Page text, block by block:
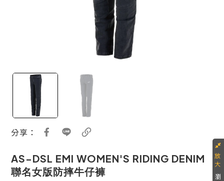
分享：
AS-DSL EMI WOMEN'S RIDING DENIM
聯名女版防摔牛仔褲
瀏